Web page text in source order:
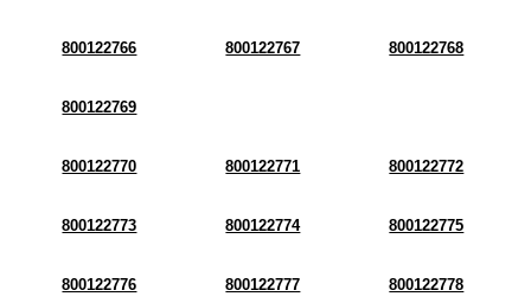
800122766 800122767 800122768
800122769
800122770 800122771 800122772
800122773 800122774 800122775
800122776 800122777 800122778